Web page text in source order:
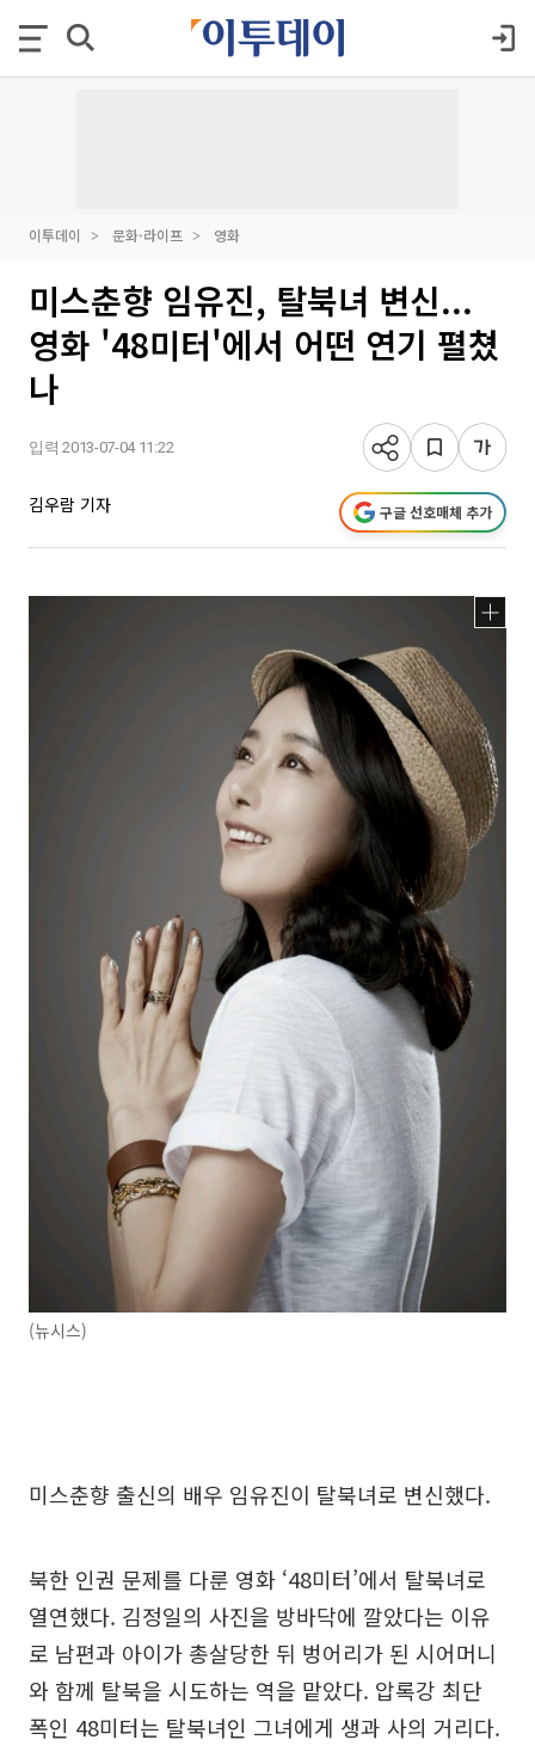
이투데이 문화·라이프 영화
미스춘향 임유진, 탈북녀 변신...
영화 '48미터'에서 어떤 연기 펼쳤
나
입력 2013-07-04 11:22
김우람 기자 구글 선호매체 추가
(뉴시스)
미스춘향 출신의 배우 임유진이 탈북녀로 변신했다.
북한 인권 문제를 다룬 영화 ‘48미터’에서 탈북녀로
열연했다. 김정일의 사진을 방바닥에 깔았다는 이유
로 남편과 아이가 총살당한 뒤 벙어리가 된 시어머니
와 함께 탈북을 시도하는 역을 맡았다. 압록강 최단
폭인 48미터는 탈북녀인 그녀에게 생과 사의 거리다.